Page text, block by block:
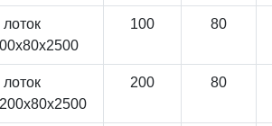
100 80
200 80